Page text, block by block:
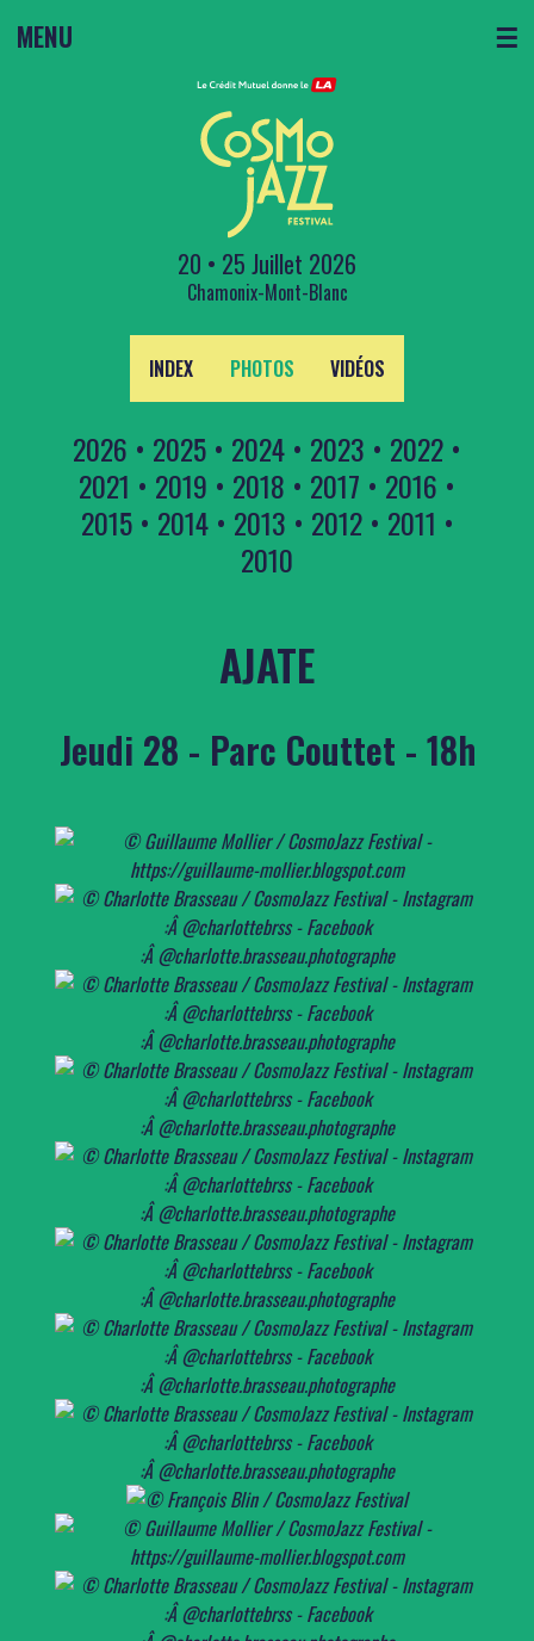
MENU ☰
20 • 25 Juillet 2026
Chamonix-Mont-Blanc
INDEX PHOTOS VIDÉOS
2026 • 2025 • 2024 • 2023 • 2022 •
2021 • 2019 • 2018 • 2017 • 2016 •
2015• 2014• 2013 • 2012• 2011 •
2010
AJATE
Jeudi 28 - Parc Couttet - 18h